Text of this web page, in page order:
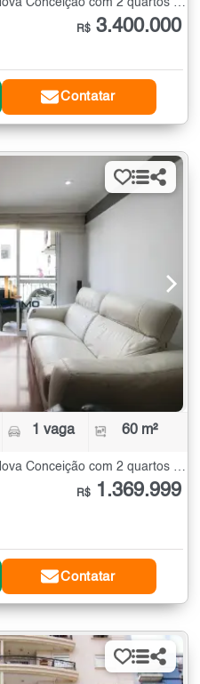
R$ 3.400.000
Contatar
1 vaga 60 m²
Apartamento à Venda na Vila Nova Conceição com 2 quartos - 60 m²
R$ 1.369.999
Contatar